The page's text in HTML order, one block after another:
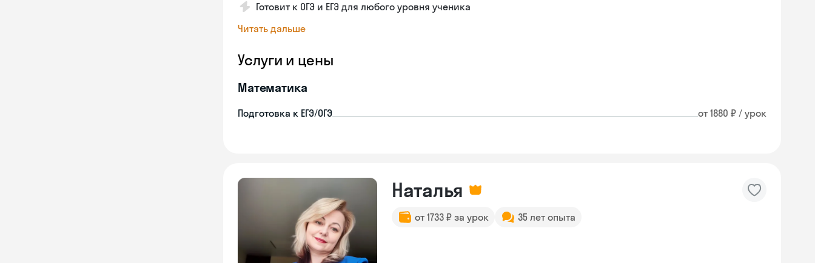
Готовит к ОГЭ и ЕГЭ для любого уровня ученика
Читать дальше
Услуги и цены
Математика
Подготовка к ЕГЭ/ОГЭ от 1880 ₽ / урок
Наталья
от 1733 ₽ за урок 35 лет опыта